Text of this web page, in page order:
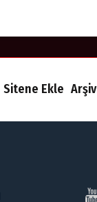
Sitene Ekle Arşiv